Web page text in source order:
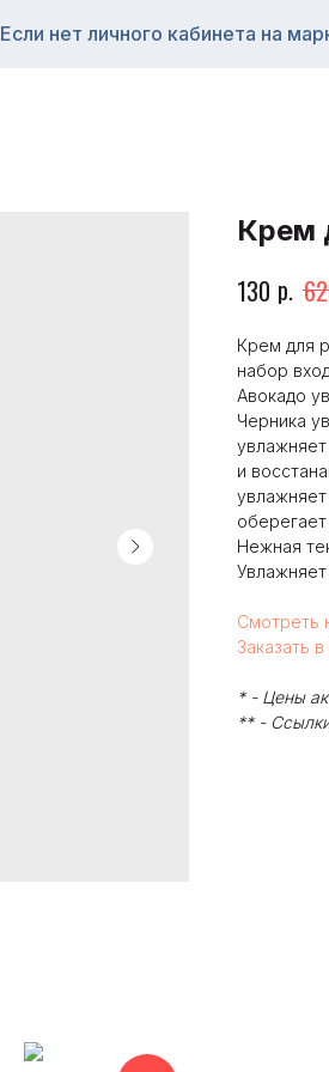
Если нет личного кабинета на
Крем
130 р.
Крем для
набор
Авокадо
Черника
и
Нежная
Смотреть
Заказать
* - Цены
** -